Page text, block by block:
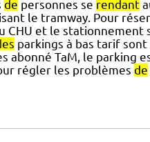
de personnes se rendant
le tramway. Pour
CHU et le stationnement
parkings à bas tarif
abonné TaM, le parking
régler les problèmes de